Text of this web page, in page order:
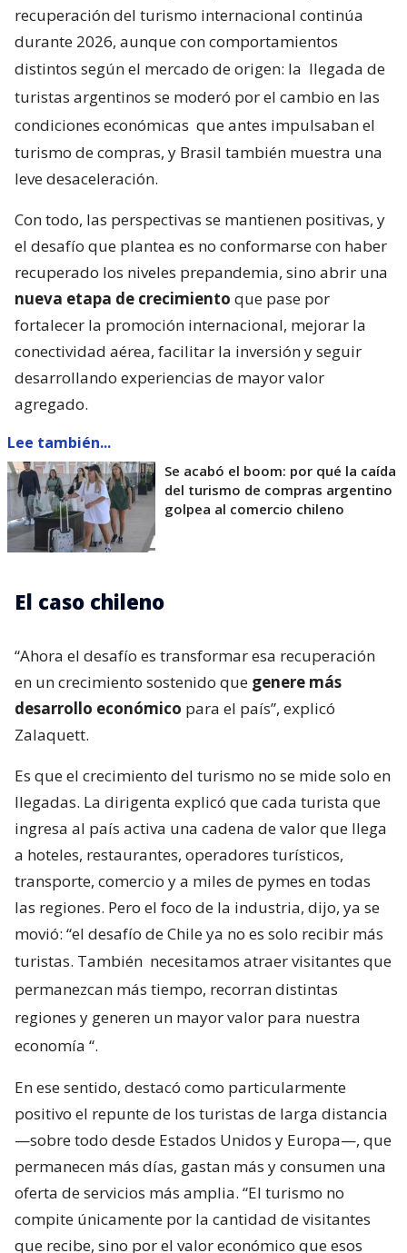
recuperación del turismo internacional continúa
durante 2026, aunque con comportamientos
distintos según el mercado de origen: la llegada de
turistas argentinos se moderó por el cambio en las
condiciones económicas que antes impulsaban el
turismo de compras, y Brasil también muestra una
leve desaceleración.
Con todo, las perspectivas se mantienen positivas, y
el desafío que plantea es no conformarse con haber
recuperado los niveles prepandemia, sino abrir una
nueva etapa de crecimiento que pase por
fortalecer la promoción internacional, mejorar la
conectividad aérea, facilitar la inversión y seguir
desarrollando experiencias de mayor valor
agregado.
Lee también...
Se acabó el boom: por qué la caída
del turismo de compras argentino
golpea al comercio chileno
El caso chileno
“Ahora el desafío es transformar esa recuperación
en un crecimiento sostenido que genere más
desarrollo económico para el país”, explicó
Zalaquett.
Es que el crecimiento del turismo no se mide solo en
llegadas. La dirigenta explicó que cada turista que
ingresa al país activa una cadena de valor que llega
a hoteles, restaurantes, operadores turísticos,
transporte, comercio y a miles de pymes en todas
las regiones. Pero el foco de la industria, dijo, ya se
movió: “el desafío de Chile ya no es solo recibir más
turistas. También necesitamos atraer visitantes que
permanezcan más tiempo, recorran distintas
regiones y generen un mayor valor para nuestra
economía “.
En ese sentido, destacó como particularmente
positivo el repunte de los turistas de larga distancia
—sobre todo desde Estados Unidos y Europa—, que
permanecen más días, gastan más y consumen una
oferta de servicios más amplia. “El turismo no
compite únicamente por la cantidad de visitantes
que recibe, sino por el valor económico que esos